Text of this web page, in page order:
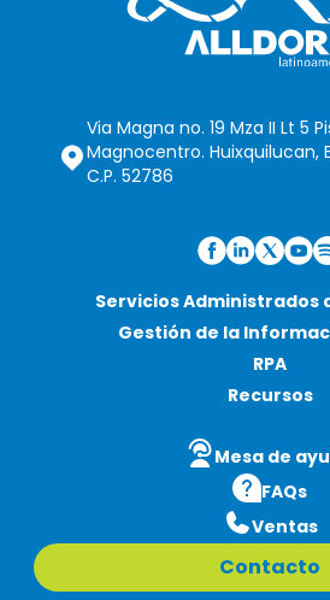
Via Magna no. 19 Mza II Lt 5
Magnocentro. Huixquilucan,
C.P. 52786
Servicios Administrados
Gestión de la
RPA
Recursos
Mesa de
FAQs
Ventas
Contacto